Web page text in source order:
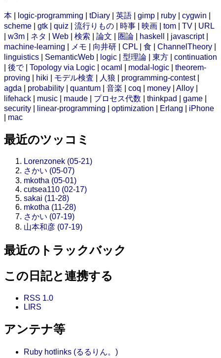
本 logic-programming tDiary 英語 gimp ruby cygwin
scheme
gtk quiz 流行りもの 時事 映画 tom TV
URL
w3m ネタ Web 検索 論文 圏論 haskell javascript|
machine-learning
メモ 向井研 CPL 食 ChannelTheory
linguistics
SemanticWeb logic 型理論 東方
continuation
後で| Topology via Logic ocaml modal-logic
theorem-
proving
hiki モデル検査 人狼 programming-contest|
agda
probability quantum 音楽 coq money Alloy
lifehack
music maude プロセス代数 thinkpad game
security
linear-programming optimization Erlang
iPhone
mac
最近のツッコミ
Lorenzonek (05-21)
さかい (05-07)
mkotha (05-01)
cutsea110 (02-17)
sakai (11-28)
mkotha (11-28)
さかい (07-19)
山本和彦 (07-19)
最近のトラックバック
この日記と連携する
RSS 1.0
LIRS
アンテナ等
Ruby hotlinks (るるりん。)